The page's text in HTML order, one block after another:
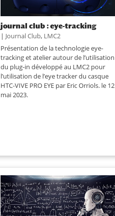
journal club : eye-tracking
| Journal Club, LMC2
Présentation de la technologie eye-
tracking et atelier autour de l’utilisation
du plug-in développé au LMC2 pour
l’utilisation de l’eye tracker du casque
HTC-VIVE PRO EYE par Eric Orriols. le 12
mai 2023.